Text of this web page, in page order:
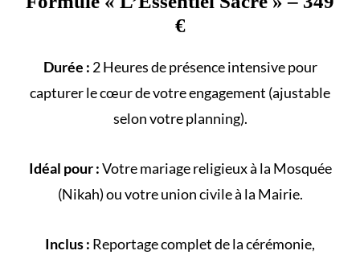
€
Durée : 2 Heures de présence intensive pour
capturer le cœur de votre engagement (ajustable
selon votreplanning).
Idéal pour :Votremariage religieuxà la Mosquée
(Nikah) ou votreunion civileà la Mairie.
Inclus : Reportage complet de lacérémonie,